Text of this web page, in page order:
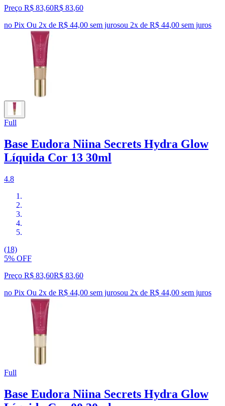
Preço R$ 83,60R$ 83,60
no Pix Ou 2x de R$ 44,00 sem jurosou 2x de R$ 44,00 sem juros
Full
Base Eudora Niina Secrets Hydra Glow
Líquida Cor 13 30ml
4.8
(18)
5% OFF
Preço R$ 83,60R$ 83,60
no Pix Ou 2x de R$ 44,00 sem jurosou 2x de R$ 44,00 sem juros
Full
Base Eudora Niina Secrets Hydra Glow